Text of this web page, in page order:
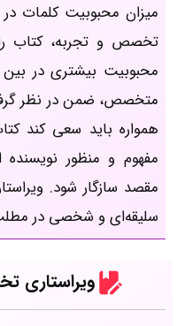
میزان محبوبیت کلمات
تخصص و تجربه، کتاب
محبوبیت بیشتری در بین
متخصص، ضمن در نظر
همواره باید سعی کند
مفهوم و منظور
مقصد سازگار شود.
سلیقه‌ای و شخصی در